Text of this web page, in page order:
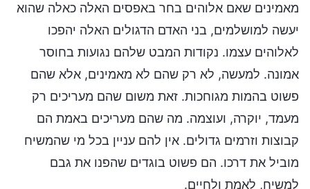
מאמינים שאם אלוהים בחר באפסים האלה כאלה שהוא
יעשה למושלמים, בני האדם הדגולים האלה יהפכו
לאלוהים עצמו. נקודות המבט שלהם נגועות בחוסר
אמונה. למעשה, לא רק שהם לא מאמינים, אלא שהם
פשוט בהמות מגוחכות. זאת משום שהם מעריכים רק
מעמד, יוקרה, ועוצמה. מה שהם מעריכים באמת הם
קבוצות וזרמים גדולים. אין להם עניין בכל מי שהמשיח
מוביל את דרכו. הם פשוט בוגדים שהפנו את גבם
למשיח, לאמת ולחיים.